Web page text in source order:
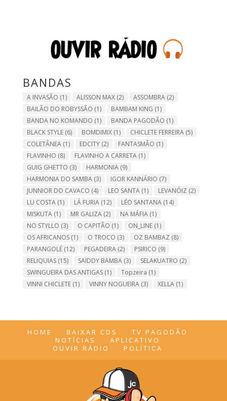
BANDAS
A INVASÃO (1) ALISSON MAX(2) ASSOMBRA(2)
BAILÃO DO ROBYSSÃO (1) BAMBAM KING (1)
BANDA NO KOMANDO (1) BANDA PAGODÃO (1)
BLACK STYLE(6) BOMDIMIX(1) CHICLETE FERREIRA(5)
COLETÂNEA(1) EDCITY(2) FANTASMÃO (1)
FLAVINHO (8) FLAVINHO A CARRETA(1)
GUIG GHETTO (3) HARMONIA(9)
HARMONIA DO SAMBA(3) IGOR KANNÁRIO (7)
JUNNIOR DO CAVACO (4) LEO SANTA(1) LEVANÓIZ (2)
LU COSTA(1) LÁ FURIA(12) LÉO SANTANA(14)
MISKUTA(1) MR GALIZA(2) NA MÁFIA(1)
NO STYLLO (3) O CAPITÃO (1) ON_LINE(1)
OS AFRICANOS(1) O TROCO (3) OZ BAMBAZ (8)
PARANGOLÉ(12) PEGADEIRA(2) PSIRICO (9)
RELIQUIAS(15) SAIDDY BAMBA(3) SELAKUATRO (2)
SWINGUEIRA DAS ANTIGAS(1) Topzeira (1)
VINNI CHICLETE(1) VINNY NOGUEIRA(3) XELLA(1)
HOME BAIXAR CDS
TV PAGODÃO
NOTÍCIAS
APLICATIVO
OUVIR RÁDIO
POLÍTICA